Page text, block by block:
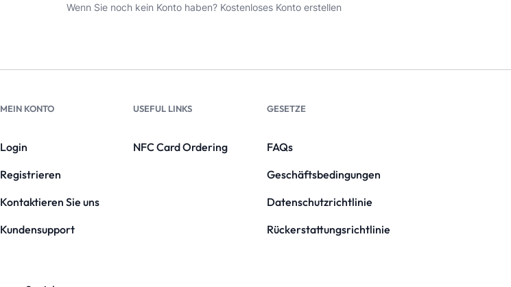
Wenn Sie noch kein Konto haben? Kostenloses Konto erstellen
MEIN KONTO
Login
Registrieren
Kontaktieren Sie uns
Kundensupport
USEFUL LINKS
NFC Card Ordering
GESETZE
FAQs
Geschäftsbedingungen
Datenschutzrichtlinie
Rückerstattungsrichtlinie